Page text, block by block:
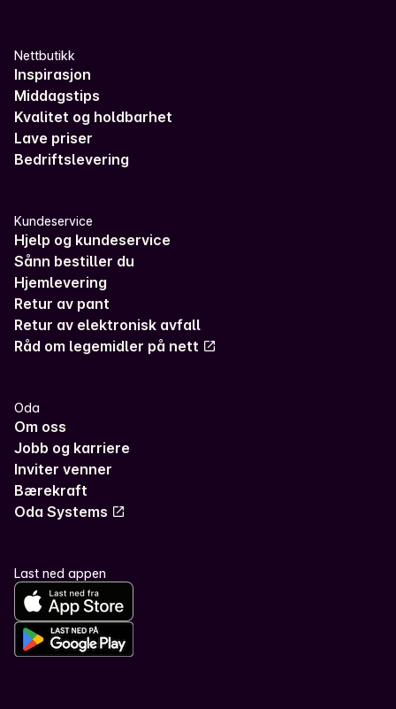
Nettbutikk
Inspirasjon
Middagstips
Kvalitet og holdbarhet
Lave priser
Bedriftslevering
Kundeservice
Hjelp og kundeservice
Sånn bestiller du
Hjemlevering
Retur av pant
Retur av elektronisk avfall
Råd om legemidler på nett
Oda
Om oss
Jobb og karriere
Inviter venner
Bærekraft
Oda Systems
Last ned appen